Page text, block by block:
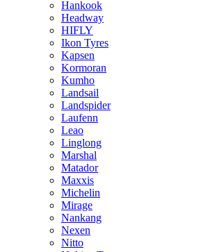
Hankook
Headway
HIFLY
Ikon Tyres
Kapsen
Kormoran
Kumho
Landsail
Landspider
Laufenn
Leao
Linglong
Marshal
Matador
Maxxis
Michelin
Mirage
Nankang
Nexen
Nitto